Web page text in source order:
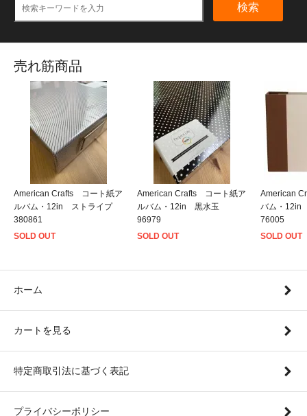
検索
売れ筋商品
American Crafts コート紙ア
ルバム・12in ストライプ
380861
SOLD OUT
American Crafts コート紙ア
ルバム・12in 黒水玉
96979
SOLD OUT
American
バム・
76005
SOLD OUT
ホーム
カートを見る
特定商取引法に基づく表記
プライバシーポリシー